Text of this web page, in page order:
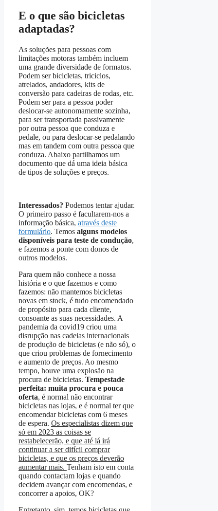
E o que são bicicletas
adaptadas?
As soluções para pessoas com
limitações motoras também incluem
uma grande diversidade de formatos.
Podem ser bicicletas, triciclos,
atrelados, andadores, kits de
conversão para cadeiras de rodas, etc.
Podem ser para a pessoa poder
deslocar-se autonomamente sozinha,
para ser transportada passivamente
por outra pessoa que conduza e
pedale, ou para deslocar-se pedalando
mas em tandem com outra pessoa que
conduza. Abaixo partilhamos um
documento que dá uma ideia básica
de tipos de soluções e preços.
Interessados? Podemos tentar ajudar.
O primeiro passo é facultarem-nos a
informação básica, através deste
formulário. Temos alguns modelos
disponíveis para teste de condução,
e fazemos a ponte com donos de
outros modelos.
Para quem não conhece a nossa
história e o que fazemos e como
fazemos: não mantemos bicicletas
novas em stock, é tudo encomendado
de propósito para cada cliente,
consoante as suas necessidades. A
pandemia da covid19 criou uma
disrupção nas cadeias internacionais
de produção de bicicletas (e não só), o
que criou problemas de fornecimento
e aumento de preços. Ao mesmo
tempo, houve uma explosão na
procura de bicicletas. Tempestade
perfeita: muita procura e pouca
oferta, é normal não encontrar
bicicletas nas lojas, e é normal ter que
encomendar bicicletas com 6 meses
de espera. Os especialistas dizem que
só em 2023 as coisas se
restabelecerão, e que até lá irá
continuar a ser difícil comprar
bicicletas, e que os preços deverão
aumentar mais. Tenham isto em conta
quando contactam lojas e quando
decidem avançar com encomendas, e
concorrer a apoios, OK?